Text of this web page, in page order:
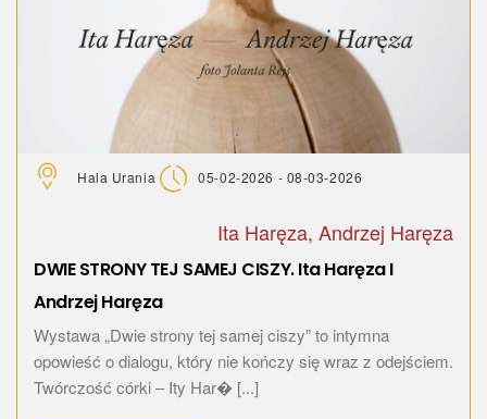
Hala Urania 05-02-2026 - 08-03-2026
Ita Haręza, Andrzej Haręza
DWIE STRONY TEJ SAMEJ CISZY. Ita Haręza I
Andrzej Haręza
Wystawa „Dwie strony tej samej ciszy” to intymna
opowieść o dialogu, który nie kończy się wraz z odejściem.
Twórczość córki – Ity Har� [...]